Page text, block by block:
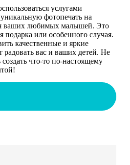
услугами
фотопечать на
ваших любимых малышей. Это
подарка или особенного случая.
качественные и яркие
радовать вас и ваших детей. Не
что-то по-настоящему